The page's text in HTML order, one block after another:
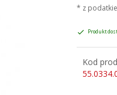
* z
Produkt
Kod